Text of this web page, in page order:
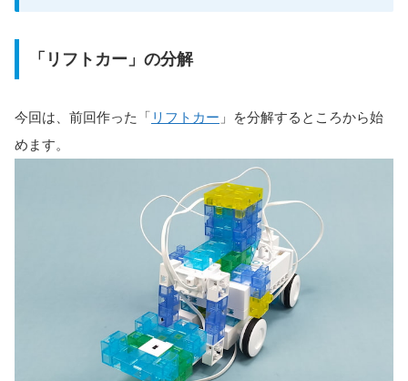
「リフトカー」の分解
今回は、前回作った「 リフトカー 」を分解するところから始
めます。